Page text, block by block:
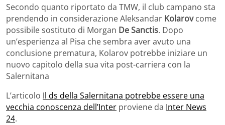
Secondo quanto riportato da TMW, il club campano sta
prendendo in considerazione Aleksandar Kolarovcome
possibile sostituto di Morgan De Sanctis. Dopo
un’esperienza al Pisa che sembra aver avuto una
conclusione prematura, Kolarov potrebbe iniziare un
nuovo capitolo della sua vita post-carriera con la
Salernitana
L’articolo Il ds della Salernitana potrebbe essere una
vecchia conoscenza dell’Inter proviene da Inter News
24.